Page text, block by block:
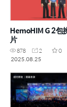
HemoHIM G 2包
片
878 2
0
2025.08.25